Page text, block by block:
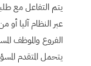
يتم التفاعل مع
عبر النظام آليا أو
الفروع والموظف
يتحمل المتقدم